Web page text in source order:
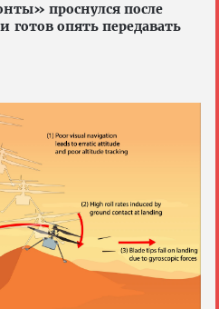
проснулся после
опять передавать